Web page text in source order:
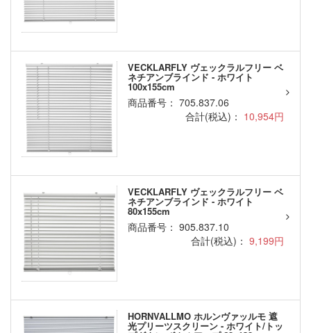
VECKLARFLY ヴェックラルフリー ベ
ネチアンブラインド - ホワイト
100x155cm
商品番号： 705.837.06
合計(税込)： 10,954円
VECKLARFLY ヴェックラルフリー ベ
ネチアンブラインド - ホワイト
80x155cm
商品番号： 905.837.10
合計(税込)： 9,199円
HORNVALLMO ホルンヴァッルモ 遮
光プリーツスクリーン - ホワイト/トッ